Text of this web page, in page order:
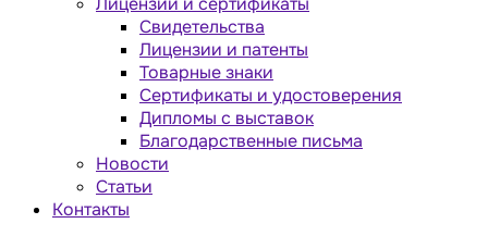
Свидетельства
Лицензии и патенты
Товарные знаки
Сертификаты и удостоверения
Дипломы с выставок
Благодарственные письма
Новости
Статьи
Контакты